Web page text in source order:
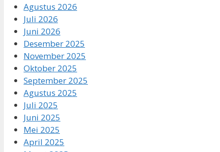
Agustus 2026
Juli 2026
Juni 2026
Desember 2025
November 2025
Oktober 2025
September 2025
Agustus 2025
Juli 2025
Juni 2025
Mei 2025
April 2025